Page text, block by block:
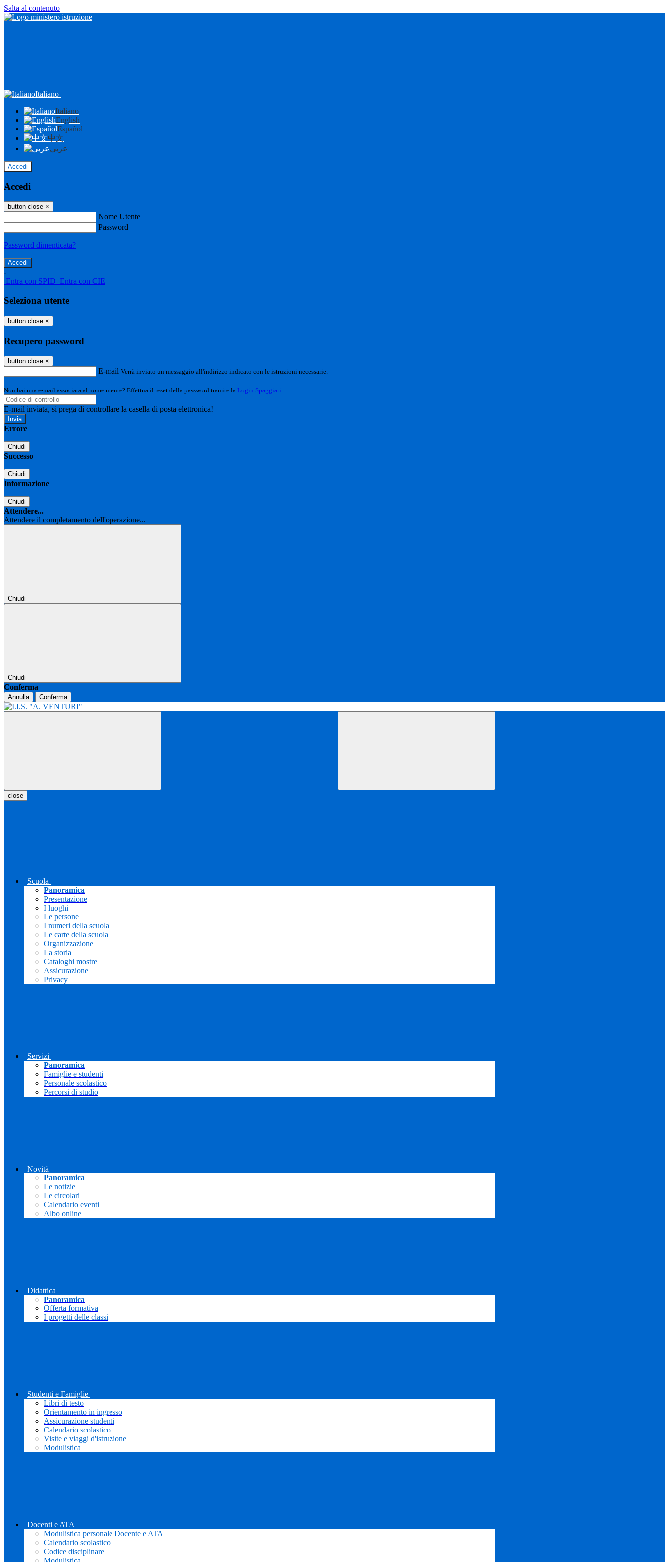
Salta al contenuto
Italiano
Italiano
English
Español
中文
عربى
Accedi
Accedi
button close ×
Nome Utente
Password
Password dimenticata?
-
Entra con SPID Entra con CIE
Seleziona utente
button close ×
Recupero password
button close ×
E-mail Verrà inviato un messaggio all'indirizzo indicato con le istruzioni necessarie.
Non hai una e-mail associata al nome utente? Effettua il reset della password tramite la Login Spaggiari
E-mail inviata, si prega di controllare la casella di posta elettronica!
Errore
Chiudi
Successo
Chiudi
Informazione
Chiudi
Attendere...
Attendere il completamento dell'operazione...
Chiudi
Chiudi
Conferma
Annulla Conferma
close
Scuola
Panoramica
Presentazione
I luoghi
Le persone
I numeri della scuola
Le carte della scuola
Organizzazione
La storia
Cataloghi mostre
Assicurazione
Privacy
Servizi
Panoramica
Famiglie e studenti
Personale scolastico
Percorsi di studio
Novità
Panoramica
Le notizie
Le circolari
Calendario eventi
Albo online
Didattica
Panoramica
Offerta formativa
I progetti delle classi
Studenti e Famiglie
Libri di testo
Orientamento in ingresso
Assicurazione studenti
Calendario scolastico
Visite e viaggi d'istruzione
Modulistica
Docenti e ATA
Modulistica personale Docente e ATA
Calendario scolastico
Codice disciplinare